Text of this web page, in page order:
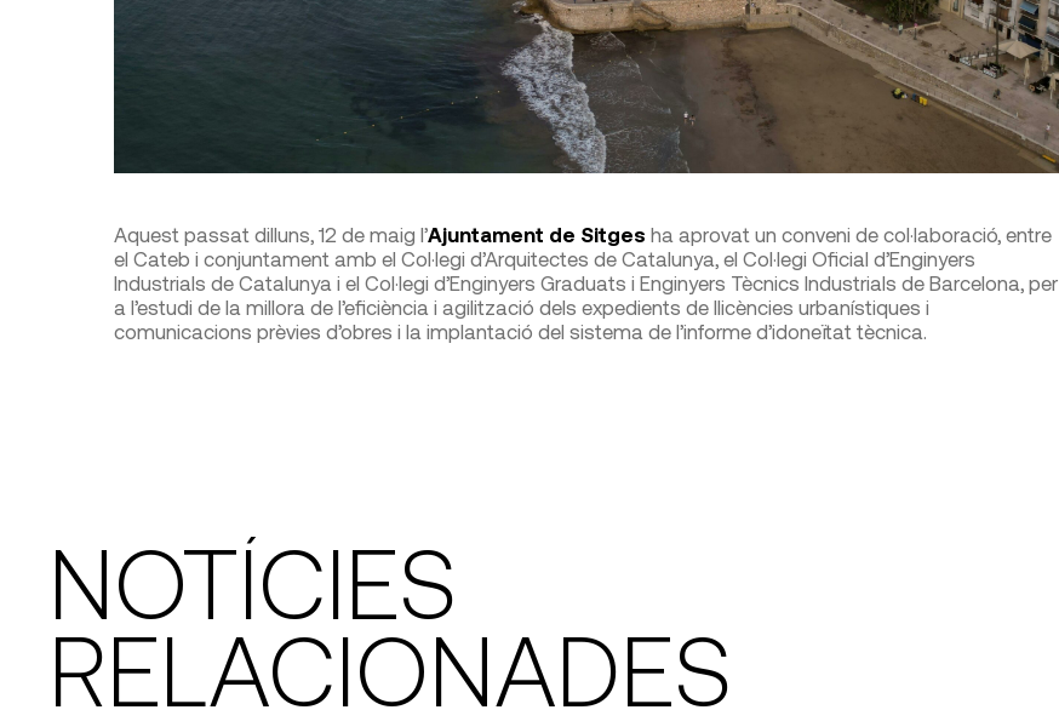
Aquest passat dilluns, 12 de maig l’Ajuntament de Sitges ha aprovat un conveni de col·laboració, entre
el Cateb i conjuntament amb el Col·legi d’Arquitectes de Catalunya, el Col·legi Oficial d’Enginyers
Industrials de Catalunya i el Col·legi d’Enginyers Graduats i Enginyers Tècnics Industrials de Barcelona, per
a l’estudi de la millora de l’eficiència i agilització dels expedients de llicències urbanístiques i
comunicacions prèvies d’obres i la implantació del sistema de l’informe d’idoneïtat tècnica.
NOTÍCIES
RELACIONADES